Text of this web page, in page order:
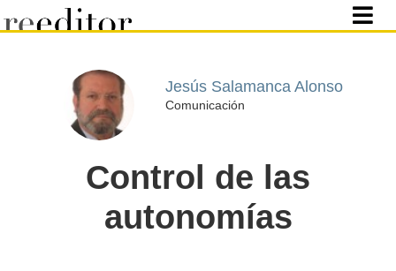
Jesús Salamanca Alonso
Comunicación
Control de las
autonomías